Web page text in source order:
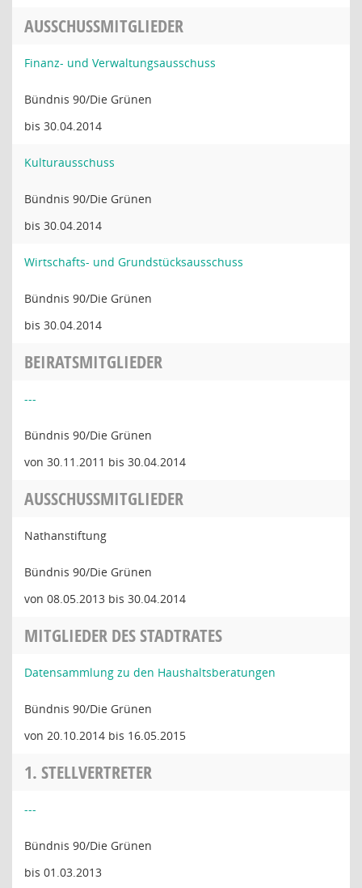
AUSSCHUSSMITGLIEDER
Finanz- und Verwaltungsausschuss
Bündnis 90/Die Grünen
bis 30.04.2014
Kulturausschuss
Bündnis 90/Die Grünen
bis 30.04.2014
Wirtschafts- und Grundstücksausschuss
Bündnis 90/Die Grünen
bis 30.04.2014
BEIRATSMITGLIEDER
---
Bündnis 90/Die Grünen
von 30.11.2011 bis 30.04.2014
AUSSCHUSSMITGLIEDER
Nathanstiftung
Bündnis 90/Die Grünen
von 08.05.2013 bis 30.04.2014
MITGLIEDER DES STADTRATES
Datensammlung zu den Haushaltsberatungen
Bündnis 90/Die Grünen
von 20.10.2014 bis 16.05.2015
1. STELLVERTRETER
---
Bündnis 90/Die Grünen
bis 01.03.2013